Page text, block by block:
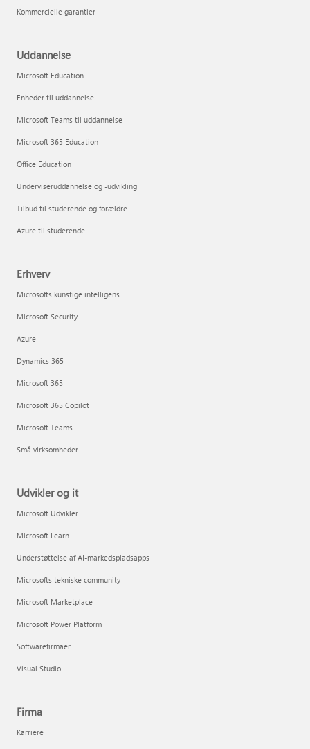
Kommercielle garantier
Uddannelse
Microsoft Education
Enheder til uddannelse
Microsoft Teams til uddannelse
Microsoft 365 Education
Office Education
Underviseruddannelse og -udvikling
Tilbud til studerende og forældre
Azure til studerende
Erhverv
Microsofts kunstige intelligens
Microsoft Security
Azure
Dynamics 365
Microsoft 365
Microsoft 365 Copilot
Microsoft Teams
Små virksomheder
Udvikler og it
Microsoft Udvikler
Microsoft Learn
Understøttelse af AI-markedspladsapps
Microsofts tekniske community
Microsoft Marketplace
Microsoft Power Platform
Softwarefirmaer
Visual Studio
Firma
Karriere